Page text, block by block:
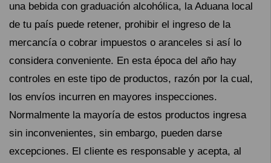
una bebida con graduación alcohólica, la Aduana local
de tu país puede retener, prohibir el ingreso de la
mercancía o cobrar impuestos o aranceles si así lo
considera conveniente. En esta época del año hay
controles en este tipo de productos, razón por la cual,
los envíos incurren en mayores inspecciones.
Normalmente la mayoría de estos productos ingresa
sin inconvenientes, sin embargo, pueden darse
excepciones. El cliente es responsable y acepta, al